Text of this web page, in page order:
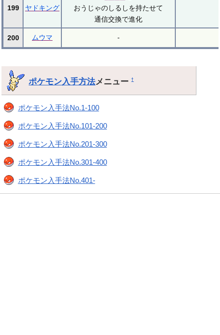
199 ヤドキング
おうじゃのしるしを持たせて
通信交換で進化
200 ムウマ -
ポケモン入手方法メニュー†
ポケモン入手法No.1-100
ポケモン入手法No.101-200
ポケモン入手法No.201-300
ポケモン入手法No.301-400
ポケモン入手法No.401-